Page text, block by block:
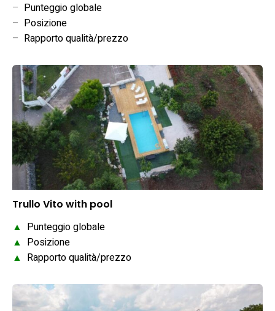
– Punteggio globale
– Posizione
– Rapporto qualità/prezzo
Trullo Vito with pool
▲ Punteggio globale
▲ Posizione
▲ Rapporto qualità/prezzo